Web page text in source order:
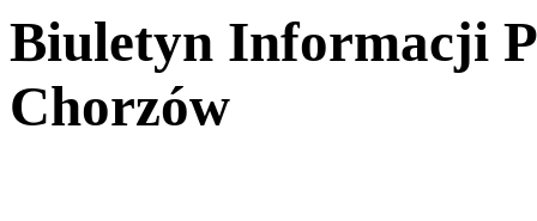
Biuletyn Informacji
Chorzów